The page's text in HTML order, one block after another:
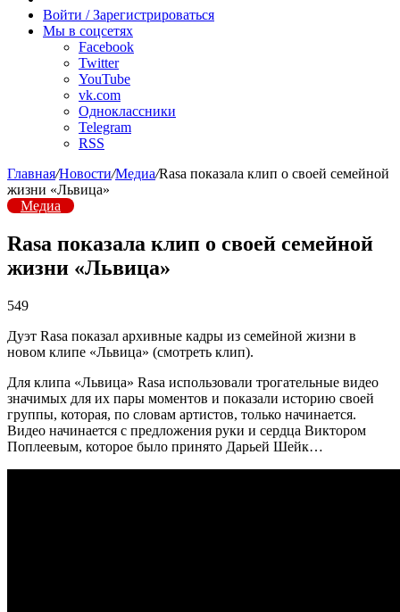
радио
Войти / Зарегистрироваться
Мы в соцсетях
Facebook
Twitter
YouTube
vk.com
Одноклассники
Telegram
RSS
Главная/Новости/Медиа/Rasa показала клип о своей семейной
жизни «Львица»
Медиа
Rasa показала клип о своей семейной
жизни «Львица»
549
Дуэт Rasa показал архивные кадры из семейной жизни в
новом клипе «Львица» (смотреть клип).
Для клипа «Львица» Rasa использовали трогательные видео
значимых для их пары моментов и показали историю своей
группы, которая, по словам артистов, только начинается.
Видео начинается с предложения руки и сердца Виктором
Поплеевым, которое было принято Дарьей Шейк…